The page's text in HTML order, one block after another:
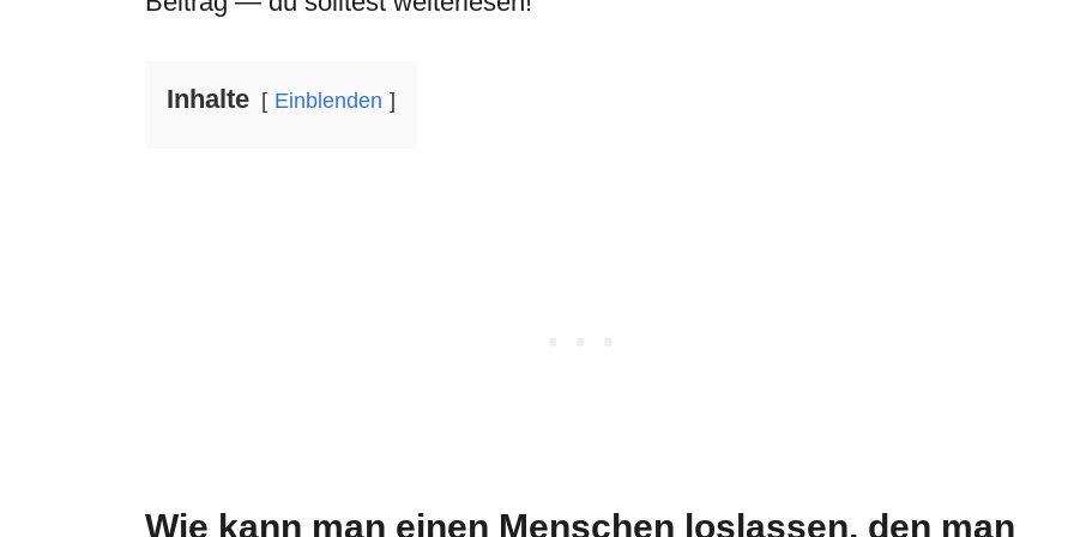
Inhalte Einblenden
Wie kann man einen Menschen loslassen, den man